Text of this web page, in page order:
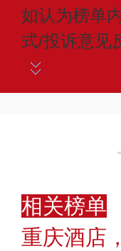
如认为榜单
式/投诉意见
相关榜单
重庆酒店